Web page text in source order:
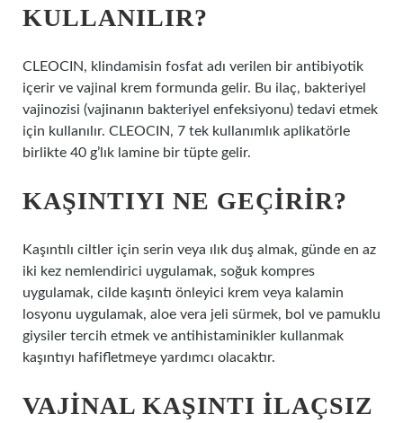
KULLANILIR?
CLEOCIN, klindamisin fosfat adı verilen bir antibiyotik
içerir ve vajinal krem ​​formunda gelir. Bu ilaç, bakteriyel
vajinozisi (vajinanın bakteriyel enfeksiyonu) tedavi etmek
için kullanılır. CLEOCIN, 7 tek kullanımlık aplikatörle
birlikte 40 g’lık lamine bir tüpte gelir.
KAŞINTIYI NE GEÇIRIR?
Kaşıntılı ciltler için serin veya ılık duş almak, günde en az
iki kez nemlendirici uygulamak, soğuk kompres
uygulamak, cilde kaşıntı önleyici krem ​​veya kalamin
losyonu uygulamak, aloe vera jeli sürmek, bol ve pamuklu
giysiler tercih etmek ve antihistaminikler kullanmak
kaşıntıyı hafifletmeye yardımcı olacaktır.
VAJINAL KAŞINTI ILAÇSIZ